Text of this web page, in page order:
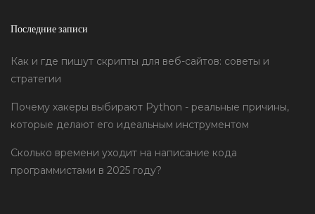
Последние записи
Как и где пишут скрипты для веб-сайтов: советы и
стратегии
Почему хакеры выбирают Python - реальные причины,
которые делают его идеальным инструментом
Сколько времени уходит на написание кода
программистами в 2025 году?